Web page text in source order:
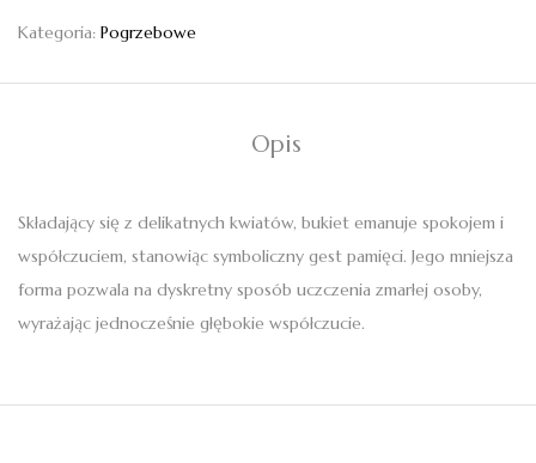
Kategoria: Pogrzebowe
Opis
Składający się z delikatnych kwiatów, bukiet emanuje spokojem i
współczuciem, stanowiąc symboliczny gest pamięci. Jego mniejsza
forma pozwala na dyskretny sposób uczczenia zmarłej osoby,
wyrażając jednocześnie głębokie współczucie.